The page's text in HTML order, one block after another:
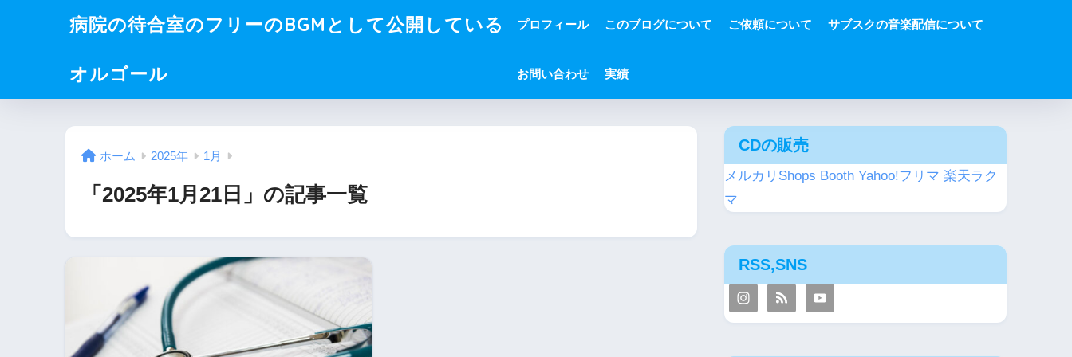
病院の待合室のフリーのBGMとして公開している
オルゴール
プロフィール このブログについて ご依頼について サブスクの音楽配信について
お問い合わせ 実績
ホーム 2025年 1月
「2025年1月21日」の記事一覧
CDの販売
メルカリShops Booth Yahoo!フリマ 楽天ラク
マ
RSS,SNS